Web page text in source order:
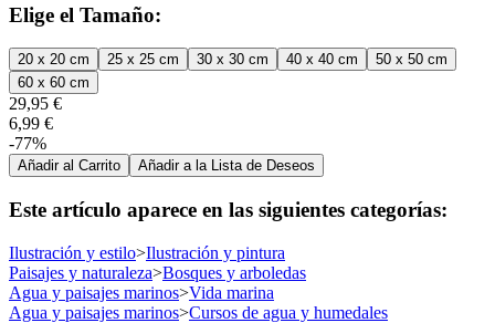
Elige el Tamaño:
20 x 20 cm 25 x 25 cm 30 x 30 cm 40 x 40 cm
50 x 50 cm
60 x 60 cm
29,95 €
6,99 €
-77%
Añadir al Carrito Añadir a la Lista de Deseos
Este artículo aparece en las siguientes categorías:
Ilustración y estilo>Ilustración y pintura
Paisajes y naturaleza>Bosques y arboledas
Agua y paisajes marinos>Vida marina
Agua y paisajes marinos>Cursos de agua y humedales